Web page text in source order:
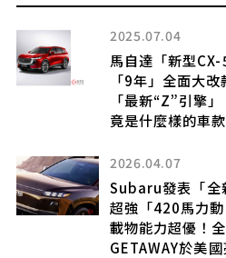
2025.07.04
馬自達「新型
「9年」全面大
「最新“Z”引擎
竟是什麼樣的車
2026.04.07
Subaru發表「全
超強「420馬力
載物能力超優！
GETAWAY於美